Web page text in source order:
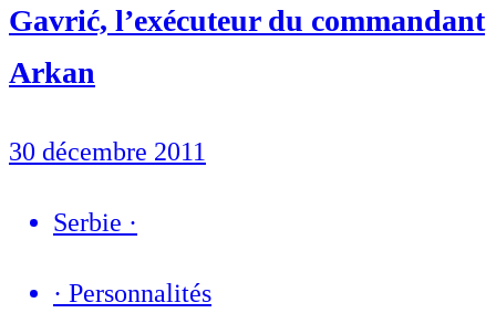
Gavrić, l’exécuteur du commandant
Arkan
30 décembre 2011
Serbie ·
· Personnalités